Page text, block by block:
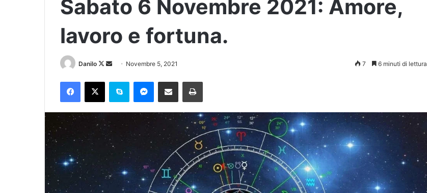
Sabato 6 Novembre 2021: Amore,
lavoro e fortuna.
Danilo Novembre 5, 2021 7 6 minuti di lettura